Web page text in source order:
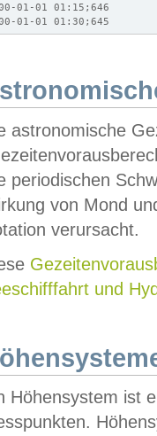
01-01 01:15;646
01-01 01:30;645
astronomische
periodischen
von Mond
verursacht.
und
Höhensystem ist